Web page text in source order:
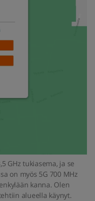
GHz tukiasema, ja se
on myös 5G 700 MHz
kanna. Olen
alueella käynyt.